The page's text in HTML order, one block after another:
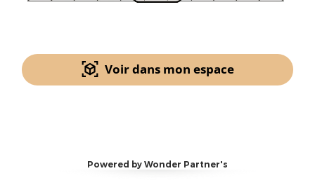
Voir dans mon espace
Powered by Wonder Partner's